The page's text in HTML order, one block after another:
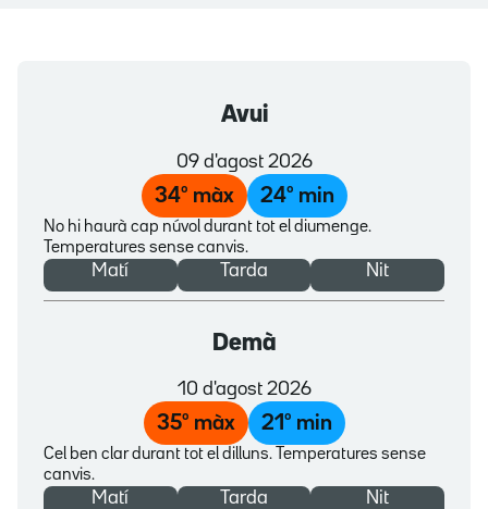
Avui
09 d'agost 2026
34º màx 24º min
No hi haurà cap núvol durant tot el diumenge.
Temperatures sense canvis.
Matí Tarda Nit
Demà
10 d'agost 2026
35º màx 21º min
Cel ben clar durant tot el dilluns. Temperatures sense
canvis.
Matí Tarda Nit